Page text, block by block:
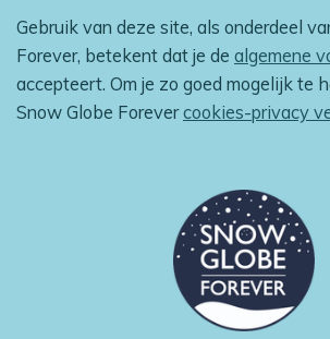
b
o
k
a
g
r
a
m
s
A
p
o
k
Gebruik van deze site, als onderdeel
Forever, betekent dat je de algemene
accepteert. Om je zo goed mogelijk te
Snow Globe Forevercookies-privacy